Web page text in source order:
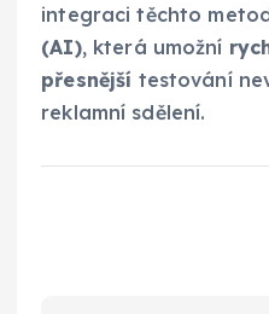
integraci těchto
(AI), která umožní
přesnější testování
reklamní sdělení.